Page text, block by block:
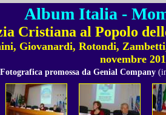
Album Italia -
Cristiana al Popolo
Giovanardi, Rotondi,
novembre
Fotografica promossa da Genial Company